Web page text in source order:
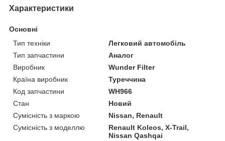
Характеристики
Основні
Тип техніки
Легковий автомобіль
Тип запчастини
Аналог
Виробник
Wunder Filter
Країна виробник
Туреччина
Код запчастини
WH966
Стан
Новий
Сумісність з маркою
Nissan, Renault
Сумісність з моделлю
Renault Koleos, X-Trail,
Nissan Qashqai